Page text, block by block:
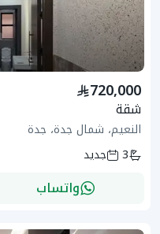
720,000
شقة
النعيم، شمال جدة، جدة
3
جديد
واتساب